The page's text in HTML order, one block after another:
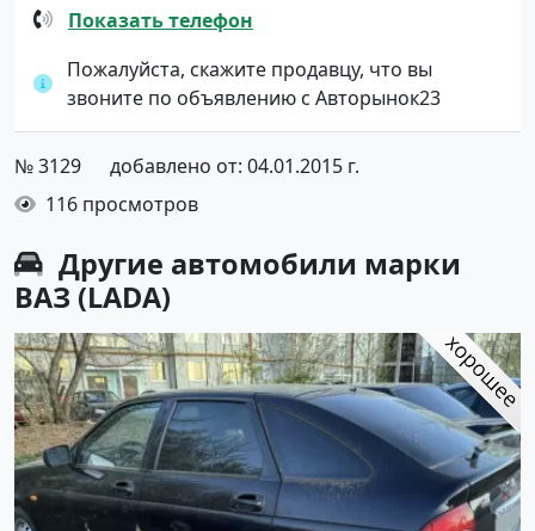
Показать телефон
Пожалуйста, скажите продавцу, что вы
звоните по объявлению с Авторынок23
№ 3129
добавлено от: 04.01.2015 г.
116 просмотров
Другие автомобили марки
ВАЗ (LADA)